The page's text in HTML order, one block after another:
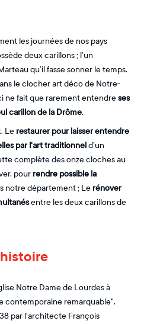
les journées de nos pays
deux carillons ; l’un
qu’il fasse sonner le temps.
le clocher art déco de Notre-
ne fait que rarement entendreses
carillon de la Drôme.
Le restaurer pour laisser entendre
par l‘art traditionneld’un
complète des onze cloches au
pour rendre possible la
notre département ; Le rénover
entre les deux carillons de
Notre Dame de Lourdes à
contemporaine remarquable".
par l'architecte François